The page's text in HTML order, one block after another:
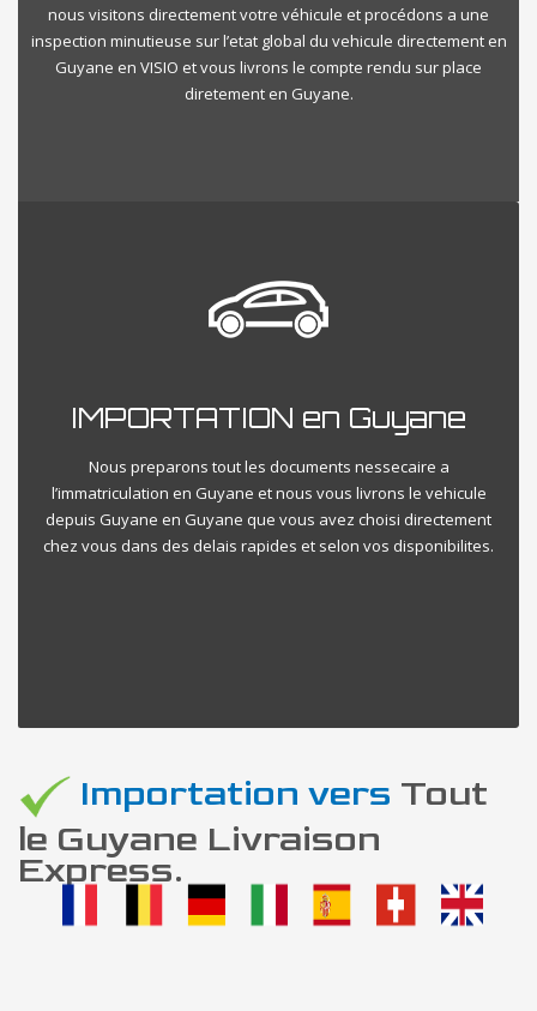
nous visitons directement votre véhicule et procédons a une
inspection minutieuse sur l’etat global du vehicule directement en
Guyane en VISIO et vous livrons le compte rendu sur place
diretement en Guyane.
IMPORTATION en Guyane
Nous preparons tout les documents nessecaire a
l’immatriculation en Guyane et nous vous livrons le vehicule
depuis Guyane en Guyane que vous avez choisi directement
chez vous dans des delais rapides et selon vos disponibilites.
Importation vers Tout
le Guyane Livraison
Express.